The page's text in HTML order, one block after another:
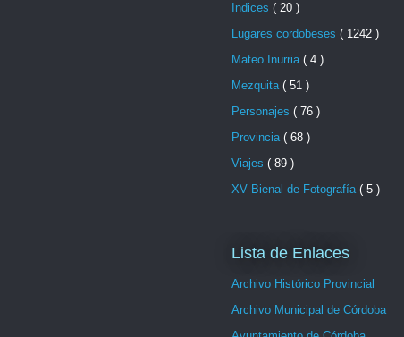
Indices ( 20 )
Lugares cordobeses ( 1242 )
Mateo Inurria ( 4 )
Mezquita ( 51 )
Personajes ( 76 )
Provincia ( 68 )
Viajes ( 89 )
XV Bienal de Fotografía ( 5 )
Lista de Enlaces
Archivo Histórico Provincial
Archivo Municipal de Córdoba